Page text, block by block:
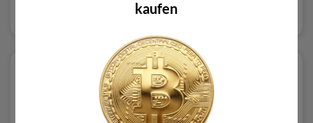
Bewertung lesen
kaufen